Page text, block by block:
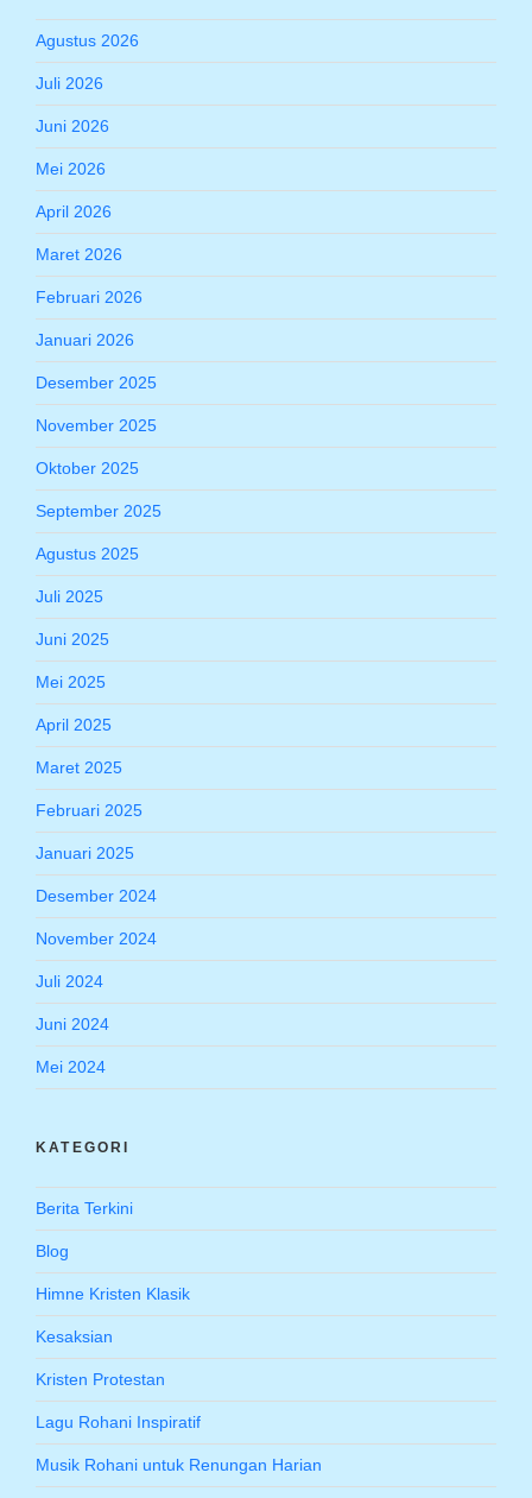
Agustus 2026
Juli 2026
Juni 2026
Mei 2026
April 2026
Maret 2026
Februari 2026
Januari 2026
Desember 2025
November 2025
Oktober 2025
September 2025
Agustus 2025
Juli 2025
Juni 2025
Mei 2025
April 2025
Maret 2025
Februari 2025
Januari 2025
Desember 2024
November 2024
Juli 2024
Juni 2024
Mei 2024
KATEGORI
Berita Terkini
Blog
Himne Kristen Klasik
Kesaksian
Kristen Protestan
Lagu Rohani Inspiratif
Musik Rohani untuk Renungan Harian